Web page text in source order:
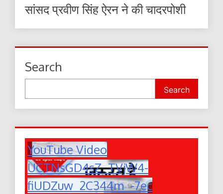
सांसद प्रवीण सिंह ऐरन ने की चादरपोशी
Search
Search
YouTube Video
UCTNsGD4sZ_TVjW4-
fiUDZuw_2C344m_-7ec